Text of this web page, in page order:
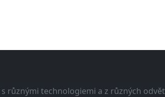
různými technologiemi a z různých